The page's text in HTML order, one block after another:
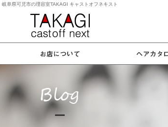
岐阜県可児市の理容室TAKAGI キャストオフネキスト